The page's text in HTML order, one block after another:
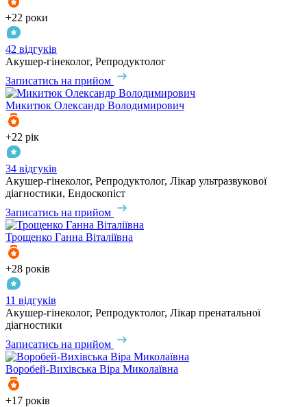
+22 роки
42 відгуків
Акушер-гінеколог, Репродуктолог
Записатись на прийом
Микитюк Олександр Володимирович
+22 рік
34 відгуків
Акушер-гінеколог, Репродуктолог, Лікар ультразвукової
діагностики, Ендоскопіст
Записатись на прийом
Трощенко Ганна Віталіївна
+28 років
11 відгуків
Акушер-гінеколог, Репродуктолог, Лікар пренатальної
діагностики
Записатись на прийом
Воробей-Вихівська Віра Миколаївна
+17 років